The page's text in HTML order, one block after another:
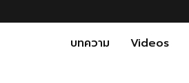
บทความ Videos